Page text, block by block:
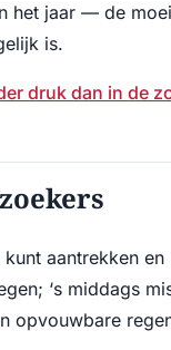
het jaar — de
is.
druk dan in de
aantrekken
‘s middags
opvouwbare